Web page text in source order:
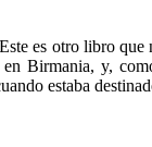
Este es otro libro que
Birmania, y,
estaba